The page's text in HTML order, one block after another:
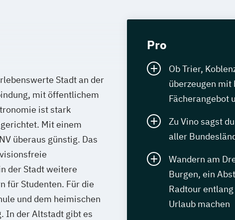
Stadt an der
mit öffentlichem
ist stark
Mit einem
überaus günstig. Das
der Stadt weitere
für Studenten. Für die
und dem heimischen
In der Altstadt gibt es
Pro
Ob Trier,
überzeugen mit
Fächerangebot
Zu Vino sagst
aller
Wandern am
Burgen, ein
Radtour
Urlaub machen